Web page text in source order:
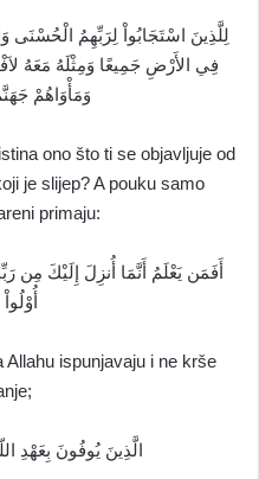
لِلَّذِينَ اسْتَجَابُواْ لِرَبِّهِمُ الْحُسْنَى
فِي الأَرْضِ جَمِيعًا وَمِثْلَهُ مَعَهُ
وَمَأْوَاهُمْ
ono što ti se objavljuje od
je slijep? A pouku samo
primaju:
أَفَمَن يَعْلَمُ أَنَّمَا أُنزِلَ إِلَيْكَ مِن
Allahu ispunjavaju i ne krše
الَّذِينَ يُوفُونَ بِعَهْدِ